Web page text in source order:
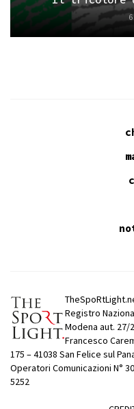
Registro
Modena aut.
Francesco
175 – 41038 San Felice sul
Operatori Comunicazioni N°
5252